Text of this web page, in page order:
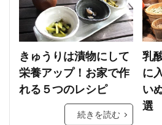
きゅうりは漬物にして
栄養アップ！お家で作
れる５つのレシピ
続きを読む
乳
に
い
選